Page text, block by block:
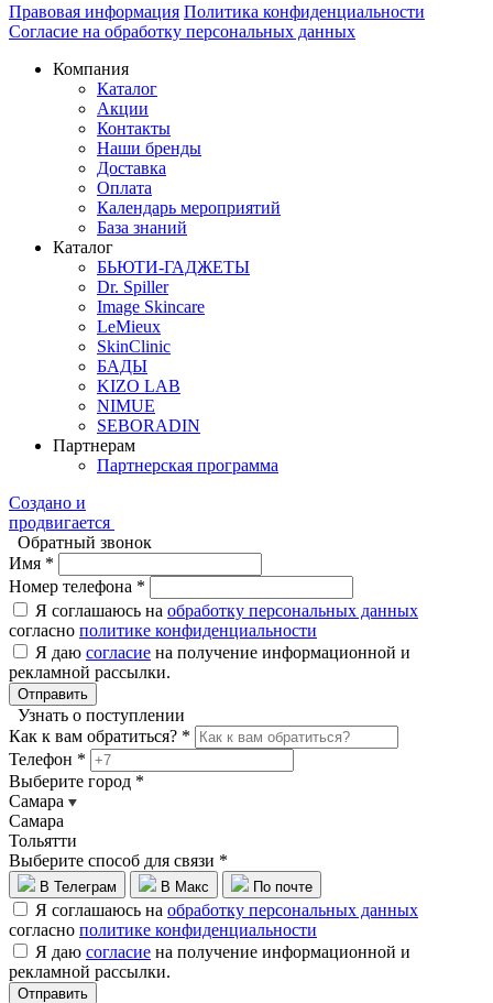
Правовая информация Политика конфиденциальности
Согласие на обработку персональных данных
Компания
Каталог
Акции
Контакты
Наши бренды
Доставка
Оплата
Календарь мероприятий
База знаний
Каталог
БЬЮТИ-ГАДЖЕТЫ
Dr. Spiller
Image Skincare
LeMieux
SkinClinic
БАДЫ
KIZO LAB
NIMUE
SEBORADIN
Партнерам
Партнерская программа
Создано и
продвигается
Обратный звонок
Имя *
Номер телефона *
Я соглашаюсь на обработку персональных данных
согласно политике конфиденциальности
Я даю согласие на получение информационной и
рекламной рассылки.
Отправить
Узнать о поступлении
Как к вам обратиться? *
Телефон *
Выберите город *
Самара
Самара
Тольятти
Выберите способ для связи *
В Телеграм В Макс По почте
Я соглашаюсь на обработку персональных данных
согласно политике конфиденциальности
Я даю согласие на получение информационной и
рекламной рассылки.
Отправить